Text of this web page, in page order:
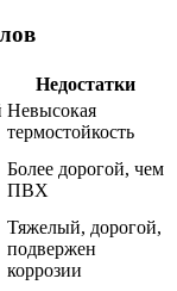
Недостатки
Невысокая
термостойкость
Более дорогой, чем
ПВХ
Тяжелый, дорогой,
подвержен
коррозии